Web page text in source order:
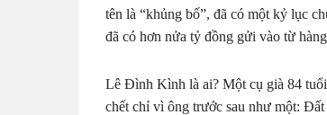
tên là “khủng bố”, đã có một kỷ lục
đã có hơn nửa tỷ đồng gửi vào từ
Lê Đình Kình là ai? Một cụ già 84
chết chỉ vì ông trước sau như một: